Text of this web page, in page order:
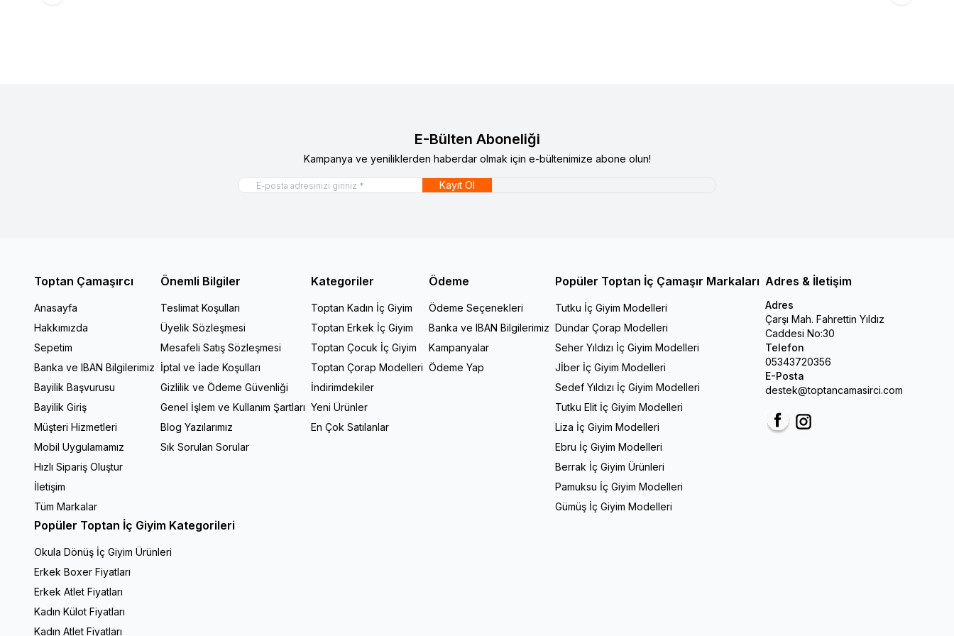
E-Bülten Aboneliği
Kampanya ve yeniliklerden haberdar olmak için e-bültenimize abone olun!
Kayıt Ol
Toptan Çamaşırcı
Anasayfa
Hakkımızda
Sepetim
Banka ve IBAN Bilgilerimiz
Bayilik Başvurusu
Bayilik Giriş
Müşteri Hizmetleri
Mobil Uygulamamız
Hızlı Sipariş Oluştur
İletişim
Tüm Markalar
Önemli Bilgiler
Teslimat Koşulları
Üyelik Sözleşmesi
Mesafeli Satış Sözleşmesi
İptal ve İade Koşulları
Gizlilik ve Ödeme Güvenliği
Genel İşlem ve Kullanım Şartları
Blog Yazılarımız
Sık Sorulan Sorular
Kategoriler
Toptan Kadın İç Giyim
Toptan Erkek İç Giyim
Toptan Çocuk İç Giyim
Toptan Çorap Modelleri
İndirimdekiler
Yeni Ürünler
En Çok Satılanlar
Ödeme
Ödeme Seçenekleri
Banka ve IBAN Bilgilerimiz
Kampanyalar
Ödeme Yap
Popüler Toptan İç Çamaşır Markaları
Tutku İç Giyim Modelleri
Dündar Çorap Modelleri
Seher Yıldızı İç Giyim Modelleri
Jİber İç Giyim Modelleri
Sedef Yıldızı İç Giyim Modelleri
Tutku Elit İç Giyim Modelleri
Liza İç Giyim Modelleri
Ebru İç Giyim Modelleri
Berrak İç Giyim Ürünleri
Pamuksu İç Giyim Modelleri
Gümüş İç Giyim Modelleri
Popüler Toptan İç Giyim Kategorileri
Okula Dönüş İç Giyim Ürünleri
Erkek Boxer Fiyatları
Erkek Atlet Fiyatları
Kadın Külot Fiyatları
Kadın Atlet Fiyatları
Adres & İletişim
Adres
Çarşı Mah. Fahrettin Yıldız
Caddesi No:30
Telefon
05343720356
E-Posta
destek@toptancamasirci.com
FacebookInstagram